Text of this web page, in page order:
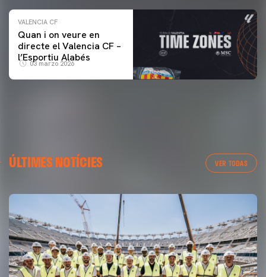
VALENCIA CF
Quan i on veure en
directe el Valencia CF –
l’Esportiu Alabés
03 marzo 2026
ÚLTIMES NOTÍCIES VER TODAS